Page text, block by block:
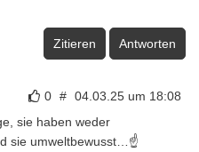
Zitieren Antworten
0 # 04.03.25 um 18:08
sie haben weder
sie umweltbewusst…☝️